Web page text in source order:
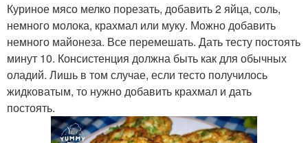
Куриное мясо мелко порезать, добавить 2 яйца, соль,
немного молока, крахмал или муку. Можно добавить
немного майонеза. Все перемешать. Дать тесту постоять
минут 10. Консистенция должна быть как для обычных
оладий. Лишь в том случае, если тесто получилось
жидковатым, то нужно добавить крахмал и дать
постоять.